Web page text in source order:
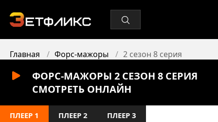
Главная Форс-мажоры 2 сезон 8 серия
ФОРС-МАЖОРЫ 2 СЕЗОН 8 СЕРИЯ
СМОТРЕТЬ ОНЛАЙН
ПЛЕЕР 1 ПЛЕЕР 2 ПЛЕЕР 3